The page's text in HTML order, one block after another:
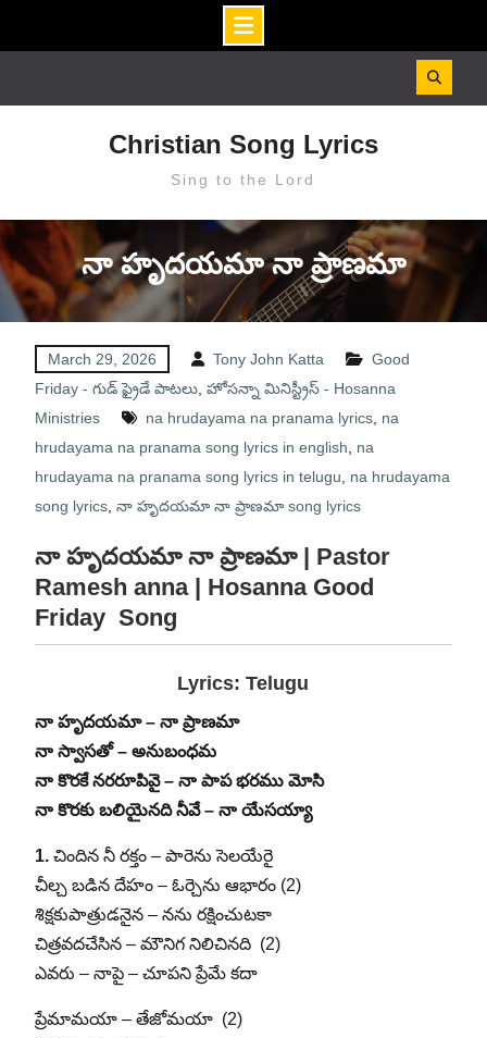
Christian Song Lyrics
Sing to the Lord
నా హృదయమా నా ప్రాణమా
March 29, 2026 Tony John Katta
Good
Friday - గుడ్ ఫ్రైడే పాటలు, హోసన్నా మినిస్ట్రీస్ - Hosanna
Ministries
na hrudayama na pranama lyrics, na
hrudayama na pranama song lyrics in english
na
hrudayama na pranama song lyrics in telugu
na hrudayama
song lyrics, నా హృదయమా నా ప్రాణమా song lyrics
నా హృదయమా నా ప్రాణమా | Pastor
Ramesh anna | Hosanna Good
Friday Song
Lyrics: Telugu
నా హృదయమా – నా ప్రాణమా
నా స్వాసతో – అనుబంధమ
నా కొరకే నరరూపివై – నా పాప భరము మోసి
నా కొరకు బలియైనది నీవే – నా యేసయ్యా
1.చిందిన నీ రక్తం – పారెను సెలయేరై
చీల్చ బడిన దేహం – ఓర్చెను ఆభారం (2)
శిక్షకుపాత్రుడనైన – నను రక్షించుటకా
చిత్రవదచేసిన – మౌనిగ నిలిచినది (2)
ఎవరు – నాపై – చూపని ప్రేమే కదా
ప్రేమామయా – తేజోమయా (2)